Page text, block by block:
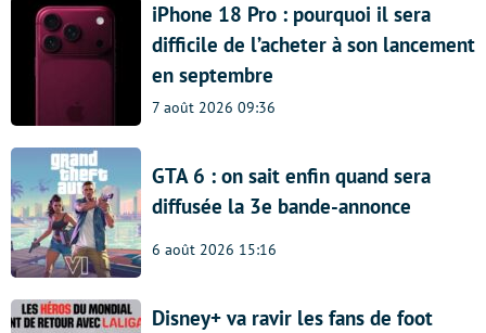
iPhone 18 Pro : pourquoi il sera
difficile de l’acheter à son lancement
en septembre
7 août 2026 09:36
GTA 6 : on sait enfin quand sera
diffusée la 3e bande-annonce
6 août 2026 15:16
Disney+ va ravir les fans de foot